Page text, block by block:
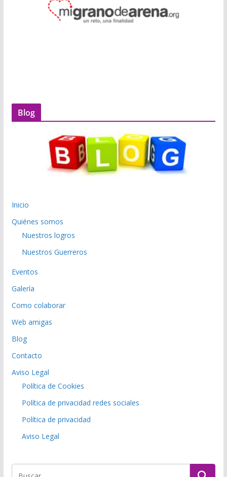
Blog
Inicio
Quiénes somos
Nuestros logros
Nuestros Guerreros
Eventos
Galería
Como colaborar
Web amigas
Blog
Contacto
Aviso Legal
Política de Cookies
Política de privacidad redes sociales
Política de privacidad
Aviso Legal